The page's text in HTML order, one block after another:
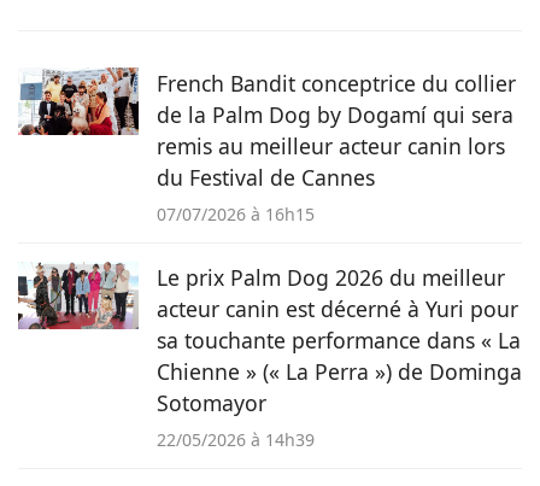
à raconter les histoires de nos amis à quatre pattes pour le
magazine Pets Dating.French Bandit conceptrice du collier
de la Palm Dog by Dogamí qui sera
remis au meilleur acteur canin lors
du Festival de Cannes
07/07/2026 à 16h15
Le prix Palm Dog 2026 du meilleur
acteur canin est décerné à Yuri pour
sa touchante performance dans « La
Chienne » (« La Perra ») de Dominga
Sotomayor
22/05/2026 à 14h39